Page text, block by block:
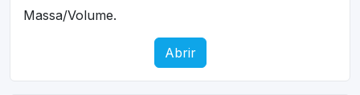
Massa/Volume.
Abrir